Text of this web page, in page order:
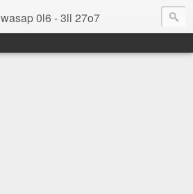
wasap 0l6 - 3ll 27o7